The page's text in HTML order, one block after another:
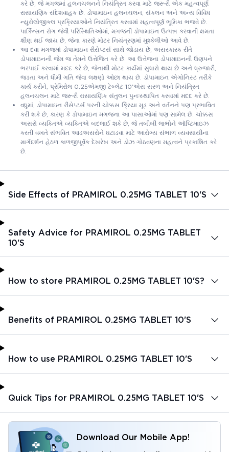
કરે છે, જે મગજમાં હલનચલનને નિયંત્રિત કરવા માટે જરૂરી એક મહત્વપૂર્ણ
રાસાયણિક સંદેશવાહક છે. ડોપામાઇન હલનચલન, સંકલન અને અન્ય વિવિધ
ન્યુરોલોજીકલ પ્રક્રિયાઓને નિયંત્રિત કરવામાં મહત્વપૂર્ણ ભૂમિકા ભજવે છે.
પાર્કિન્સન રોગ જેવી પરિસ્થિતિઓમાં, મગજની ડોપામાઇન ઉત્પન્ન કરવાની ક્ષમતા
ક્ષીણ થઈ જાય છે, જેના કારણે મોટર નિયંત્રણમાં મુશ્કેલીઓ આવે છે.
આ દવા મગજમાં ડોપામાઇન રીસેપ્ટર્સ સાથે જોડાય છે, અસરકારક રીતે
ડોપામાઇનની જેમ જ તેમને ઉત્તેજિત કરે છે. આ ઉત્તેજના ડોપામાઇનની ઉણપને
ભરપાઈ કરવામાં મદદ કરે છે, જેનાથી મોટર કાર્યમાં સુધારો થાય છે અને ધ્રુજારી,
જડતા અને ધીમી ગતિ જેવા લક્ષણો ઓછા થાય છે. ડોપામાઇન એગોનિસ્ટ તરીકે
કાર્ય કરીને, પ્રેમિરોલ 0.25એમજી ટેબ્લેટ 10'એસ સરળ અને નિયંત્રિત
હલનચલન માટે જરૂરી રાસાયણિક સંતુલન પુનઃસ્થાપિત કરવામાં મદદ કરે છે.
વધુમાં, ડોપામાઇન રીસેપ્ટર્સ પરની ચોક્કસ ક્રિયા મૂડ અને વર્તનને પણ પ્રભાવિત
કરી શકે છે, કારણ કે ડોપામાઇન મગજના આ પાસાઓમાં પણ સામેલ છે. ચોક્કસ
અસરો વ્યક્તિએ વ્યક્તિએ બદલાઈ શકે છે, જે તબીબી લાભોને ઑપ્ટિમાઇઝ
કરતી વખતે સંભવિત આડઅસરોને ઘટાડવા માટે આરોગ્ય સંભાળ વ્યવસાયીના
માર્ગદર્શન હેઠળ કાળજીપૂર્વક દેખરેખ અને ડોઝ ગોઠવણના મહત્વને પ્રકાશિત કરે
છે.
Side Effects of PRAMIROL 0.25MG TABLET 10'S
Safety Advice for PRAMIROL 0.25MG TABLET
10'S
How to store PRAMIROL 0.25MG TABLET 10'S?
Benefits of PRAMIROL 0.25MG TABLET 10'S
How to use PRAMIROL 0.25MG TABLET 10'S
Quick Tips for PRAMIROL 0.25MG TABLET 10'S
Download Our Mobile App!